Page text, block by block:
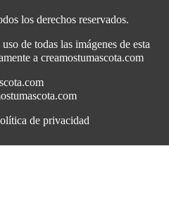
los derechos reservados.
de todas las imágenes de esta
a creamostumascota.com
de privacidad